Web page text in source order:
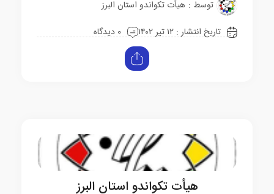
توسط : هیأت تکواندو استان البرز
تاریخ انتشار : ۱۲ تیر ۱۴۰۲
0 دیدگاه
هیأت تکواندو استان البرز